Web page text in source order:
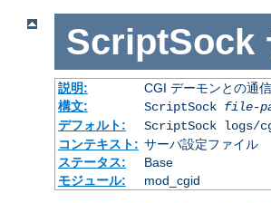
ScriptSock
説明:
CGI デーモンとの通
構文:
ScriptSock file-
デフォルト:
ScriptSock logs/
コンテキスト: サーバ設定ファイル
ステータス:
Base
モジュール:
mod_cgid